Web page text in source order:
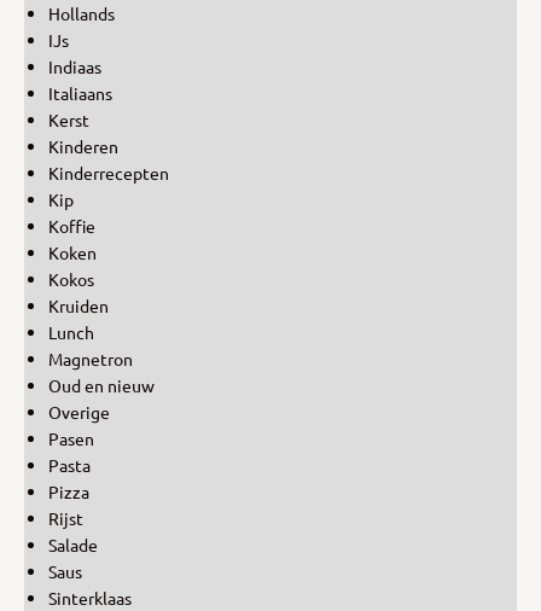
Hollands
IJs
Indiaas
Italiaans
Kerst
Kinderen
Kinderrecepten
Kip
Koffie
Koken
Kokos
Kruiden
Lunch
Magnetron
Oud en nieuw
Overige
Pasen
Pasta
Pizza
Rijst
Salade
Saus
Sinterklaas